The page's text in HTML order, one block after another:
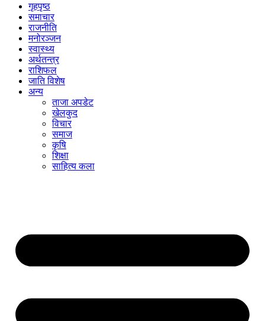
गृहपृष्ठ
समाचार
राजनीति
मनोरञ्जन
स्वास्थ्य
अर्थतन्त्र
राशिफल
जाति विशेष
अन्य
ताजा अपडेट
खेलकुद
विचार
समाज
कृषि
शिक्षा
साहित्य कला